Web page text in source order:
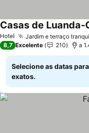
Hotel Jardim e terraço
Casas de Luanda-
8,7 Excelente 210 a
Selecione as datas
exatos.